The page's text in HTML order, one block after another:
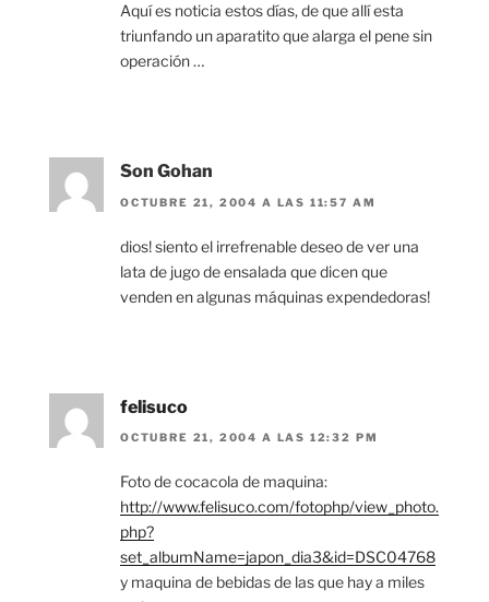
Aquí es noticia estos días, de que allí esta
triunfando un aparatito que alarga el pene sin
operación …
Son Gohan
OCTUBRE 21, 2004 A LAS 11:57 AM
dios! siento el irrefrenable deseo de ver una
lata de jugo de ensalada que dicen que
venden en algunas máquinas expendedoras!
felisuco
OCTUBRE 21, 2004 A LAS 12:32 PM
Foto de cocacola de maquina:
http://www.felisuco.com/fotophp/view_photo.
php?
set_albumName=japon_dia3&id=DSC04768
y maquina de bebidas de las que hay a miles